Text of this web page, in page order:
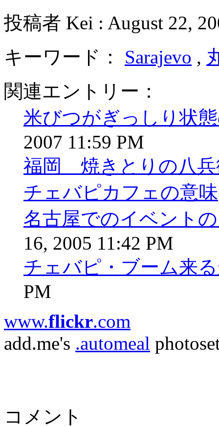
投稿者 Kei : August 22,
キーワード： Sarajevo ,
関連エントリー：
米びつがぎっしり状
2007 11:59 PM
福岡 焼きとりの八兵
チェバピカフェの意味
名古屋でのイベント
16, 2005 11:42 PM
チェバピ・ブーム来
PM
www.flickr.com
add.me's .automeal
コメント